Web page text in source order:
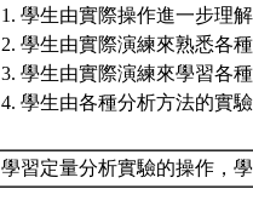
1. 學生由實際操作進一步理
2. 學生由實際演練來熟悉各
3. 學生由實際演練來學習各
4. 學生由各種分析方法的實
學習定量分析實驗的操作，